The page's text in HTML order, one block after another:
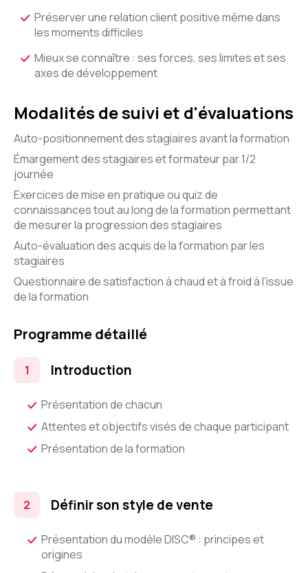
Préserver une relation client positive même dans
les moments difficiles
Mieux se connaître : ses forces, ses limites et ses
axes de développement
Modalités de suivi et d'évaluations
Auto-positionnement des stagiaires avant la formation
Émargement des stagiaires et formateur par 1/2
journée
Exercices de mise en pratique ou quiz de
connaissances tout au long de la formation permettant
de mesurer la progression des stagiaires
Auto-évaluation des acquis de la formation par les
stagiaires
Questionnaire de satisfaction à chaud et à froid à l’issue
de la formation
Programme détaillé
Introduction
Présentation de chacun
Attentes et objectifs visés de chaque participant
Présentation de la formation
Définir son style de vente
Présentation du modèle DISC® : principes et
origines